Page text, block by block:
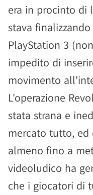
era in procinto di
stava
PlayStation 3
impedito di
movimento
L'operazione
stata strana e
mercato tutto, ed
almeno fino a
videoludico ha
che i giocatori di